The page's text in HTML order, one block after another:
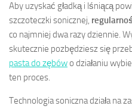
Aby uzyskać gładką i lśniącą
szczoteczki sonicznej,
co najmniej dwa razy dziennie.
skutecznie pozbędziesz się
pasta do zębówo działaniu
ten proces.
Technologia soniczna działa na